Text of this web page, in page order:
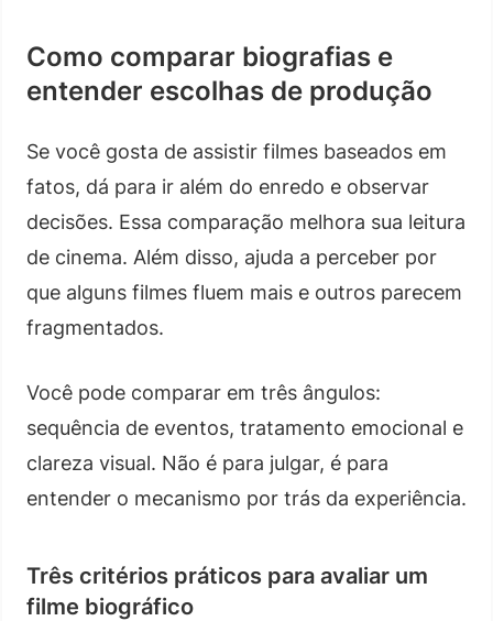
Como comparar biografias e
entender escolhas de produção
Se você gosta de assistir filmes baseados em
fatos, dá para ir além do enredo e observar
decisões. Essa comparação melhora sua leitura
de cinema. Além disso, ajuda a perceber por
que alguns filmes fluem mais e outros parecem
fragmentados.
Você pode comparar em três ângulos:
sequência de eventos, tratamento emocional e
clareza visual. Não é para julgar, é para
entender o mecanismo por trás da experiência.
Três critérios práticos para avaliar um
filme biográfico